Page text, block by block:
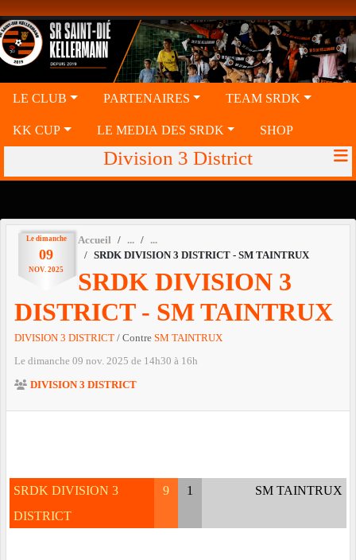
LE CLUB PARTENAIRES TEAM SRDK
KK CUP LE MEDIA DES SRDK SHOP
Division 3 District
Le dimanche
09
NOV. 2025
Accueil
SRDK DIVISION 3 DISTRICT - SM TAINTRUX
SRDK DIVISION 3
DISTRICT - SM TAINTRUX
DIVISION 3 DISTRICT / Contre SM TAINTRUX
Le dimanche 09 nov. 2025 de 14h30 à 16h
DIVISION 3 DISTRICT
SRDK DIVISION 3
DISTRICT
9 1 SM TAINTRUX